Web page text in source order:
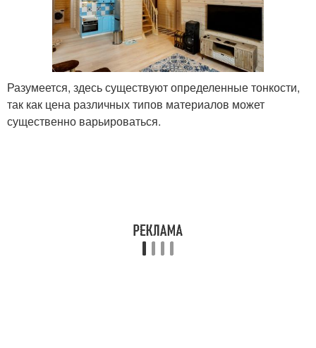
Разумеется, здесь существуют определенные тонкости,
так как цена различных типов материалов может
существенно варьироваться.